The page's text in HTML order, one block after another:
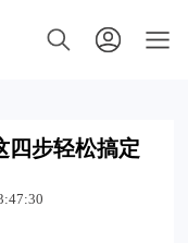
四步轻松搞定